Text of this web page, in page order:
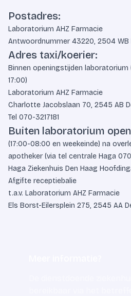
Postadres:
Laboratorium AHZ Farmacie
Antwoordnummer 43220, 2504 WB
Adres taxi/koerier:
Binnen openingstijden
17:00)
Laboratorium AHZ Farmacie
Charlotte Jacobslaan 70, 2545 AB
Tel 070-3217181
Buiten laboratorium
(17:00-08:00 en weekeinde) na
apotheker (via tel centrale Haga
Haga Ziekenhuis Den Haag
Afgifte receptiebalie
t.a.v. Laboratorium AHZ Farmacie
Els Borst-Eilersplein 275, 2545 AA